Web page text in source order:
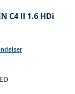
C4 II 1.6 HDi